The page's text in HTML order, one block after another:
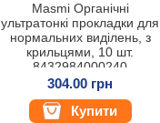
Masmi Органічні
ультратонкі прокладки для
нормальних виділень, з
крильцями, 10 шт.
8432984000240
304.00 грн
Купити